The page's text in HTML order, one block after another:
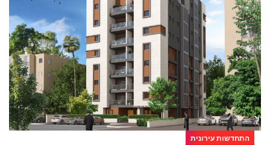
התחדשות עירונית